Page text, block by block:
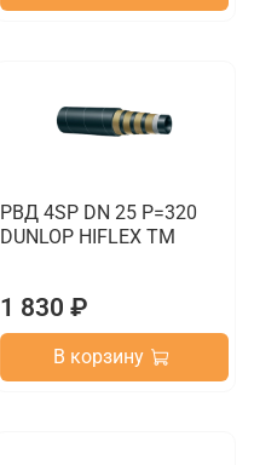
РВД 4SP DN 25 P=320
DUNLOP HIFLEX TM
1 830 ₽
В корзину